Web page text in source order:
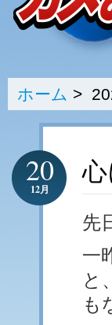
ホーム >
20
12月
先
一
と
も